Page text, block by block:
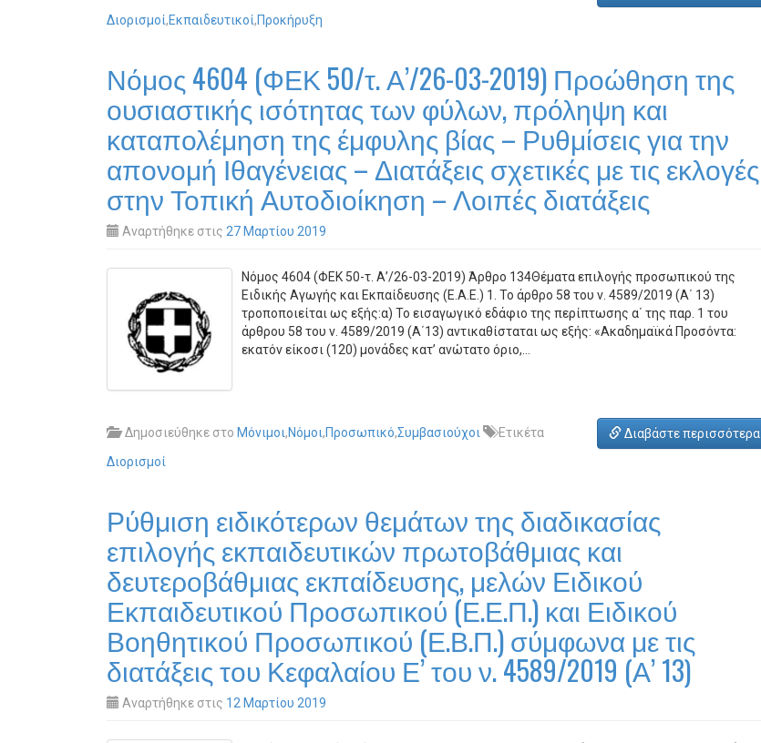
Διορισμοί,Εκπαιδευτικοί,Προκήρυξη
Νόμος 4604 (ΦΕΚ 50/τ. Α’/26-03-2019) Προώθηση της
ουσιαστικής ισότητας των φύλων, πρόληψη και
καταπολέμηση της έμφυλης βίας – Ρυθμίσεις για την
απονομή Ιθαγένειας – Διατάξεις σχετικές με τις εκλογές
στην Τοπική Αυτοδιοίκηση – Λοιπές διατάξεις
Αναρτήθηκε στις 27 Μαρτίου 2019
Νόμος 4604 (ΦΕΚ 50-τ. Α’/26-03-2019) Άρθρο 134Θέματα επιλογής προσωπικού της
Ειδικής Αγωγής και Εκπαίδευσης (Ε.Α.Ε.) 1. Το άρθρο 58 του ν. 4589/2019 (Α΄ 13)
τροποποιείται ως εξής:α) Το εισαγωγικό εδάφιο της περίπτωσης α΄ της παρ. 1 του
άρθρου 58 του ν. 4589/2019 (Α΄13) αντικαθίσταται ως εξής: «Ακαδημαϊκά Προσόντα:
εκατόν είκοσι (120) μονάδες κατ’ ανώτατο όριο,…
Διαβάστε περισσότερα
Δημοσιεύθηκε στο Μόνιμοι,Νόμοι,Προσωπικό,Συμβασιούχοι
Ετικέτα
Διορισμοί
Ρύθμιση ειδικότερων θεμάτων της διαδικασίας
επιλογής εκπαιδευτικών πρωτοβάθμιας και
δευτεροβάθμιας εκπαίδευσης, μελών Ειδικού
Εκπαιδευτικού Προσωπικού (Ε.Ε.Π.) και Ειδικού
Βοηθητικού Προσωπικού (Ε.Β.Π.) σύμφωνα με τις
διατάξεις του Κεφαλαίου Ε’ του ν. 4589/2019 (Α’ 13)
Αναρτήθηκε στις 12 Μαρτίου 2019